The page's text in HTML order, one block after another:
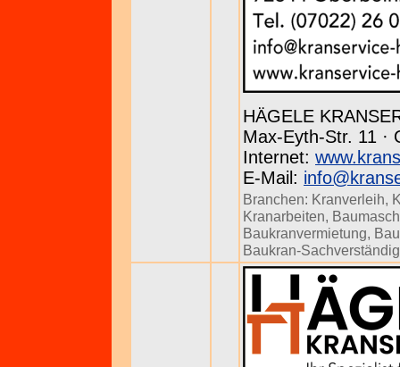
HÄGELE
Max-Eyth-Str. 11 ·
Internet:
E-Mail:
Branchen: Kranverleih,
Kranarbeiten,
Baukranvermietung,
Baukran-